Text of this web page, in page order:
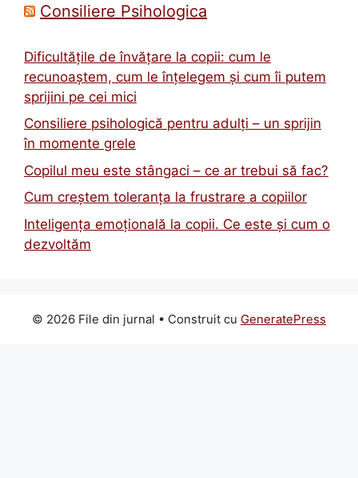
Consiliere Psihologica
Dificultățile de învățare la copii: cum le
recunoaștem, cum le înțelegem și cum îi putem
sprijini pe cei mici
Consiliere psihologică pentru adulți – un sprijin
în momente grele
Copilul meu este stângaci – ce ar trebui să fac?
Cum creștem toleranța la frustrare a copiilor
Inteligența emoțională la copii. Ce este și cum o
dezvoltăm
© 2026 File din jurnal • Construit cu GeneratePress